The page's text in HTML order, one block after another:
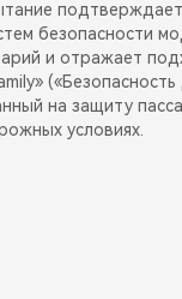
безопасности
и отражает
(«Безопасность
на защиту
условиях.